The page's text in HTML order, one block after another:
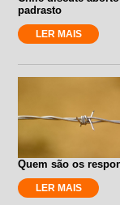
padrasto
LER MAIS
Quem são os
LER MAIS